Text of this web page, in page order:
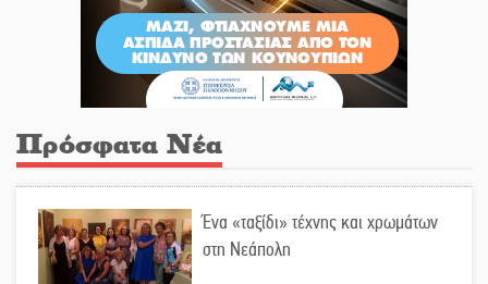
Πρόσφατα Νέα
Ένα «ταξίδι» τέχνης και χρωμάτων
στη Νεάπολη